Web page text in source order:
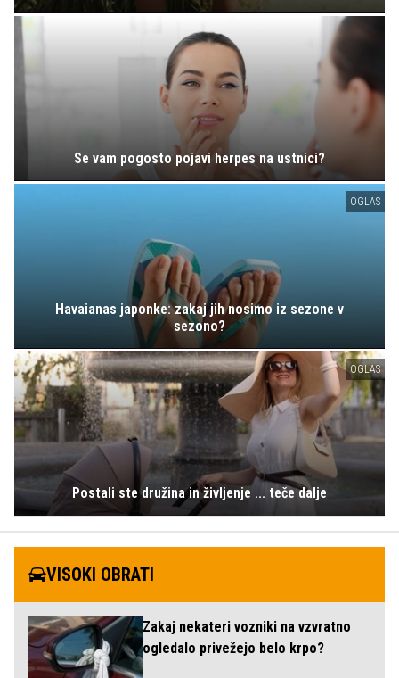
Se vam pogosto pojavi herpes na ustnici?
OGLAS
Havaianas japonke: zakaj jih nosimo iz sezone v
sezono?
OGLAS
Postali ste družina in življenje ... teče dalje
VISOKI OBRATI
Zakaj nekateri vozniki na vzvratno
ogledalo privežejo belo krpo?